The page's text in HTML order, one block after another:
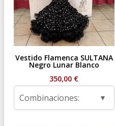
Vestido Flamenca SULTANA
Negro Lunar Blanco
350,00 €
Combinaciones: